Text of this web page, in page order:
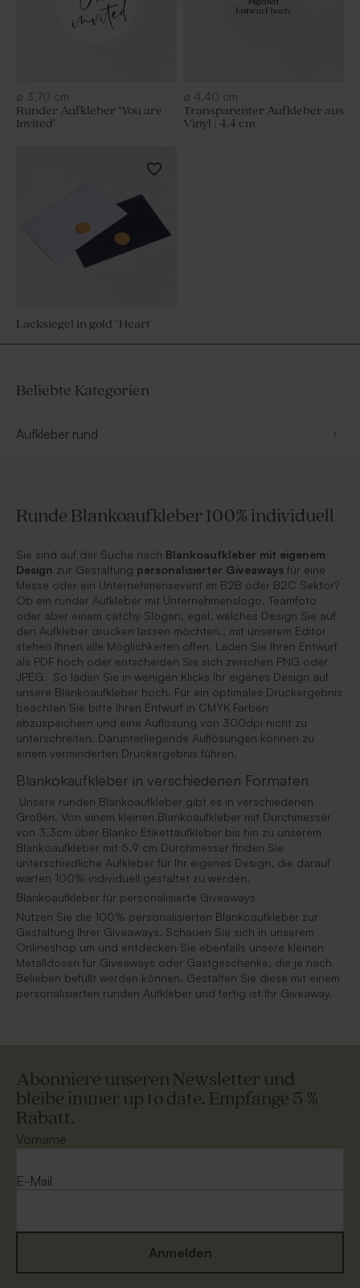
ø 3,70 cm
Runder Aufkleber ''You are
Invited'
ø 4,40 cm
Transparenter Aufkleber aus
Vinyl | 4,4 cm
Lacksiegel in gold ´Heart´
Beliebte Kategorien
Aufkleber rund
Runde Blankoaufkleber 100% individuell
Sie sind auf der Suche nach Blankoaufkleber mit eigenem
Design zur Gestaltung personalisierter Giveaways für eine
Messe oder ein Unternehmensevent im B2B oder B2C Sektor?
Ob ein runder Aufkleber mit Unternehmenslogo, Teamfoto
oder aber einem catchy Slogan, egal, welches Design Sie auf
den Aufkleber drucken lassen möchten., mit unserem Editor
stehen Ihnen alle Möglichkeiten offen. Laden Sie Ihren Entwurf
als PDF hoch oder entscheiden Sie sich zwischen PNG oder
JPEG. So laden Sie in wenigen Klicks Ihr eigenes Design auf
unsere Blankoaufkleber hoch. Für ein optimales Druckergebnis
beachten Sie bitte Ihren Entwurf in CMYK Farben
abzuspeichern und eine Auflösung von 300dpi nicht zu
unterschreiten. Darunterliegende Auflösungen können zu
einem verminderten Druckergebnis führen.
Blankokaufkleber in verschiedenen Formaten
Unsere runden Blankoaufkleber gibt es in verschiedenen
Größen. Von einem kleinen Blankoaufkleber mit Durchmesser
von 3,3cm über Blanko Etikettaufkleber bis hin zu unserem
Blankoaufkleber mit 5,9 cm Durchmesser finden Sie
unterschiedliche Aufkleber für Ihr eigenes Design, die darauf
warten 100% individuell gestaltet zu werden.
Blankoaufkleber für personalisierte Giveaways
Nutzen Sie die 100% personalisierten Blankoaufkleber zur
Gestaltung Ihrer Giveaways. Schauen Sie sich in unserem
Onlineshop um und entdecken Sie ebenfalls unsere kleinen
Metalldosen für Giveaways oder Gastgeschenke, die je nach
Belieben befüllt werden können. Gestalten Sie diese mit einem
personalisierten runden Aufkleber und fertig ist Ihr Giveaway.
Abonniere unseren Newsletter und
bleibe immer up to date. Empfange 5 %
Rabatt.
Vorname
E-Mail
Anmelden